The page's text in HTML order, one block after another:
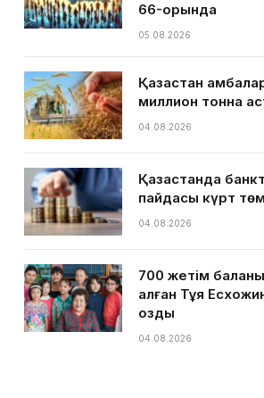
66-орында
05.08.2026
Қазақстан
миллион тонна
04.08.2026
Қазақстанда
пайдасы күрт
04.08.2026
700 жетім
алған Тұяқ
озды
04.08.2026